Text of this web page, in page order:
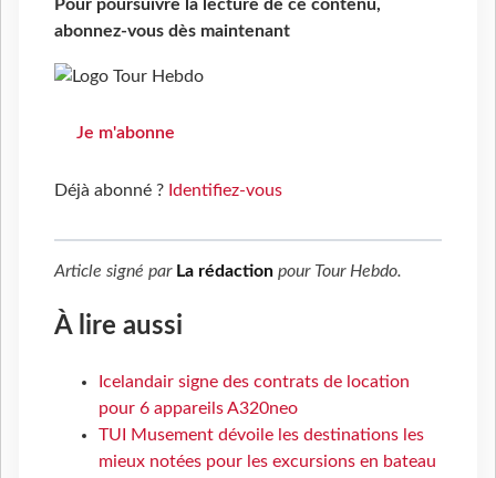
Pour poursuivre la lecture de ce contenu,
abonnez-vous dès maintenant
Je m'abonne
Déjà abonné ? Identifiez-vous
Article signé par La rédaction pour Tour Hebdo.
À lire aussi
Icelandair signe des contrats de location
pour 6 appareils A320neo
TUI Musement dévoile les destinations les
mieux notées pour les excursions en bateau